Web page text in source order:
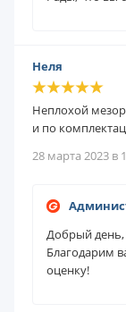
Неля
Неплохой
и по
28 марта 2023 в
Добрый день,
Благодарим
оценку!